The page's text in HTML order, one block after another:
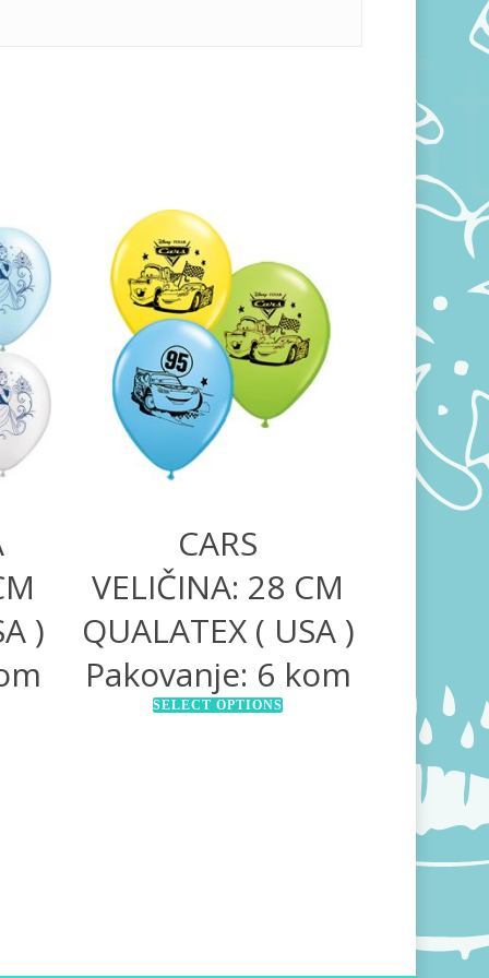
)
510,00RSD
1.680,00RSD
CARS
VELIČINA: 28 CM
QUALATEX ( USA )
Pakovanje: 6 kom
SELECT OPTIONS